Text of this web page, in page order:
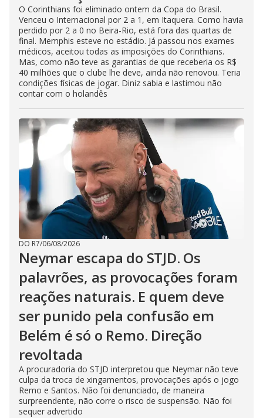
O Corinthians foi eliminado ontem da Copa do Brasil.
Venceu o Internacional por 2 a 1, em Itaquera. Como havia
perdido por 2 a 0 no Beira-Rio, está fora das quartas de
final. Memphis esteve no estádio. Já passou nos exames
médicos, aceitou todas as imposições do Corinthians.
Mas, como não teve as garantias de que receberia os R$
40 milhões que o clube lhe deve, ainda não renovou. Teria
condições físicas de jogar. Diniz sabia e lastimou não
contar com o holandês
DO R7/06/08/2026
Neymar escapa do STJD. Os
palavrões, as provocações foram
reações naturais. E quem deve
ser punido pela confusão em
Belém é só o Remo. Direção
revoltada
A procuradoria do STJD interpretou que Neymar não teve
culpa da troca de xingamentos, provocações após o jogo
Remo e Santos. Não foi denunciado, de maneira
surpreendente, não corre o risco de suspensão. Não foi
sequer advertido